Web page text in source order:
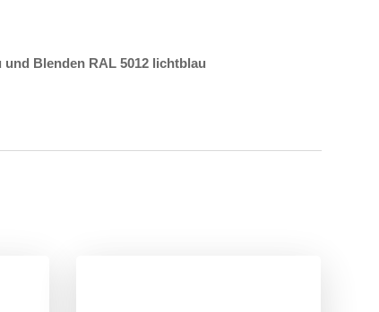
Blenden RAL 5012 lichtblau